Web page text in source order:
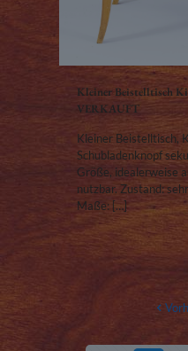
Kleiner Beistelltisch
VERKAUFT
Kleiner Beistelltisch,
Schubladenknopf
Größe, idealerweise
nutzbar. Zustand:
Maße: […]